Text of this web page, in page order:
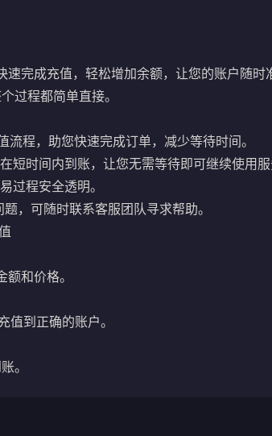
速完成充值，轻松增加余额，让您的账户随时
过程都简单直接。
流程，助您快速完成订单，减少等待时间。
短时间内到账，让您无需等待即可继续使用服
过程安全透明。
，可随时联系客服团队寻求帮助。
额和价格。
值到正确的账户。
。